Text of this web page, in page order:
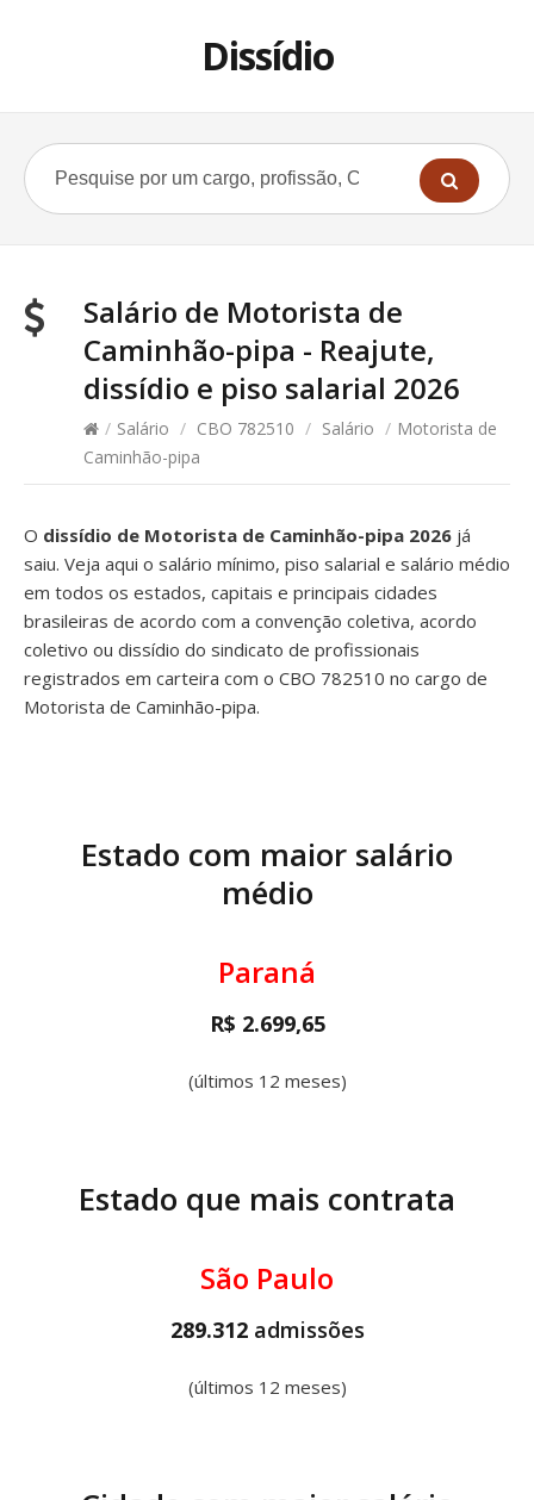
Dissídio
Salário de Motorista de
Caminhão-pipa - Reajute,
dissídio e piso salarial 2026
/ Salário / CBO 782510 / Salário / Motorista de
Caminhão-pipa
O dissídio de Motorista de Caminhão-pipa 2026 já
saiu. Veja aqui o salário mínimo, piso salarial e salário médio
em todos os estados, capitais e principais cidades
brasileiras de acordo com a convenção coletiva, acordo
coletivo ou dissídio do sindicato de profissionais
registrados em carteira com o CBO 782510 no cargo de
Motorista de Caminhão-pipa.
Estado com maior salário
médio
Paraná
R$ 2.699,65
(últimos 12 meses)
Estado que mais contrata
São Paulo
289.312 admissões
(últimos 12 meses)